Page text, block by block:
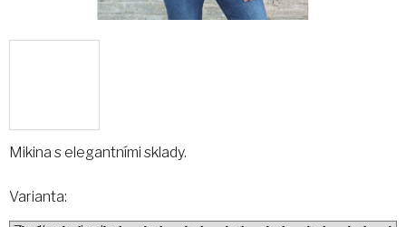
Mikina s elegantními sklady.
Varianta: